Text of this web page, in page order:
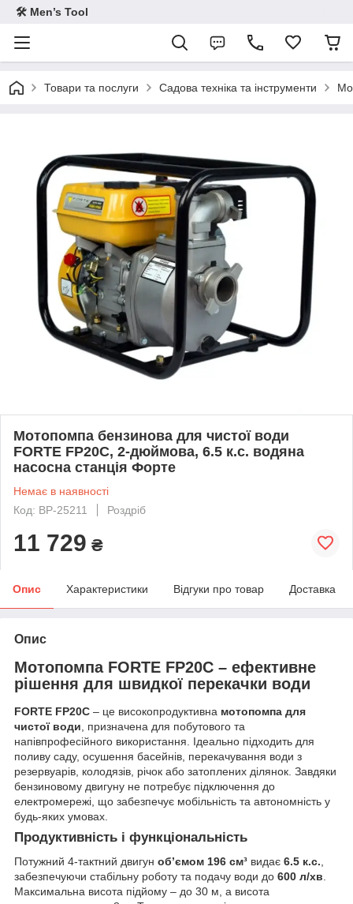
🛠 Men’s Tool
Товари та послуги Садова техніка та інструменти
Мотопомпа бензинова для чистої води
FORTE FP20C, 2-дюймова, 6.5 к.с. водяна
насосна станція Форте
Немає в наявності
Код: BP-25211
Роздріб
11 729 ₴
Опис Характеристики Відгуки про товар Доставка
Опис
Мотопомпа FORTE FP20C – ефективне
рішення для швидкої перекачки води
FORTE FP20C – це високопродуктивна мотопомпа для
чистої води, призначена для побутового та
напівпрофесійного використання. Ідеально підходить для
поливу саду, осушення басейнів, перекачування води з
резервуарів, колодязів, річок або затоплених ділянок. Завдяки
бензиновому двигуну не потребує підключення до
електромережі, що забезпечує мобільність та автономність у
будь-яких умовах.
Продуктивність і функціональність
Потужний 4-тактний двигун об’ємом 196 см³ видає 6.5 к.с.,
забезпечуючи стабільну роботу та подачу води до 600 л/хв.
Максимальна висота підйому – до 30 м, а висота